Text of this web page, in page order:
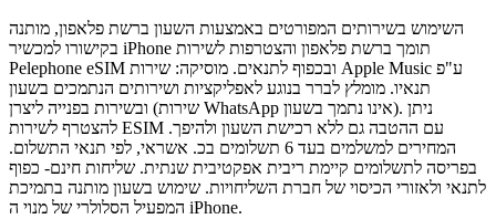
השימוש בשירותים המפורטים באמצעות השעון ברשת פלאפון, מותנה
בקישורו למכשיר iPhone תומך ברשת פלאפון והצטרפות לשירות
Pelephone eSIM ובכפוף לתנאים. מוסיקה: שירות Apple Music ע"פ
תנאיו. מומלץ לברר בנוגע לאפליקציות ושירותים הנתמכים בשעון
ובשירות בפנייה ליצרן (שירות WhatsApp אינו נתמך בשעון). ניתן
להצטרף לשירות ESIM עם ההטבה גם ללא רכישת השעון ולהיפך.
המחירים למשלמים בעד 6 תשלומים בכ. אשראי, לפי תנאי התשלום.
בפריסה לתשלומים קיימת ריבית אפקטיבית שנתית. שליחות חינם- כפוף
לתנאי ולאזורי הכיסוי של חברת השליחויות. שימוש בשעון מותנה בתמיכת
המפעיל הסלולרי של מנוי ה iPhone.